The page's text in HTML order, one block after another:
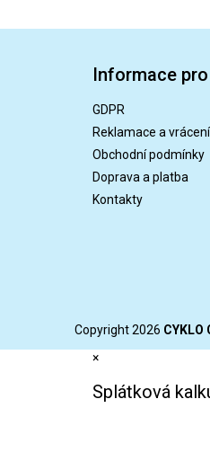
Informace
GDPR
Reklamace a vrácení
Obchodní podmínky
Doprava a platba
Kontakty
Copyright 2026 CYKLO
×
Splátková